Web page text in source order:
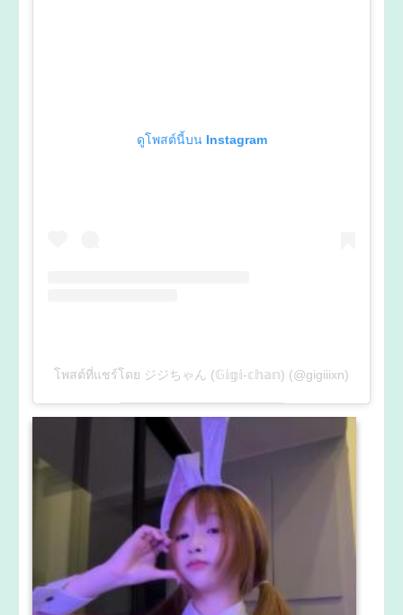
ดูโพสต์นี้บน Instagram
โพสต์ที่แชร์โดย ジジちゃん (𝔾𝕚𝕘𝕚-𝕔𝕙𝕒𝕟) (@gigiiixn)